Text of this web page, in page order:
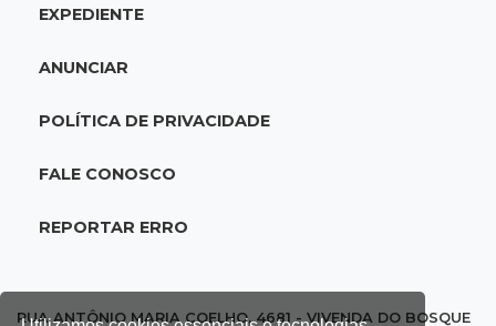
18:41Ideb
Estado, mas aprendizagem recua
Boletim mostra que julho teve chuva irregular
Grande, Dourados e Corumbá
EXPEDIENTE
ANUNCIAR
POLÍTICA DE PRIVACIDADE
FALE CONOSCO
REPORTAR ERRO
RUA ANTÔNIO MARIA COELHO, 4681 - VIVENDA DO BOSQUE